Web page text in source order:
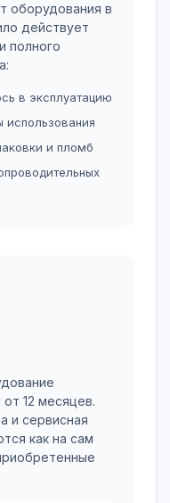
оборудования в
действует
полного
в эксплуатацию
и пломб
12 месяцев.
и сервисная
как на сам